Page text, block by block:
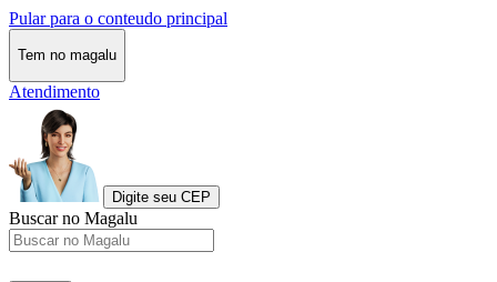
Pular para o conteudo principal
Tem no magalu
Atendimento
Digite seu CEP
Buscar no Magalu